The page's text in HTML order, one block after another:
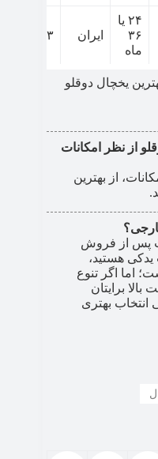
۲۴ یا
۳۶
ماه
ایران ۶۲۳ لیتر
یخچال دوقلو
از نظر امکانات
از بهترین
پس از فروش
هستید،
اما اگر تنوع
برایتان
انتخاب بهتری